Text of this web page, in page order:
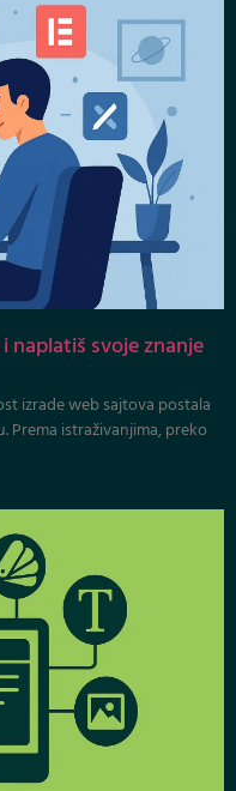
naplatiš svoje znanje
izrade web sajtova postala
Prema istraživanjima, preko